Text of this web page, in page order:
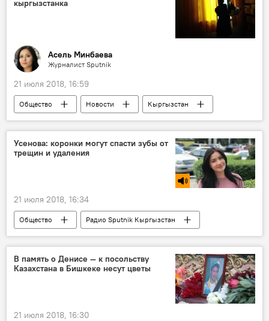
кыргызстанка
Асель Минбаева
Журналист Sputnik
21 июля 2018, 16:59
Общество Новости
Кыргызстан
интервью
болезнь
Усенова: коронки могут спасти зубы от
трещин и удаления
21 июля 2018, 16:34
Общество
Радио Sputnik Кыргызстан
протез
нервы
удаление
зубы
Как сохранить зубы здоровыми. Советы стоматолога
В память о Денисе — к посольству
Казахстана в Бишкеке несут цветы
21 июля 2018, 16:30